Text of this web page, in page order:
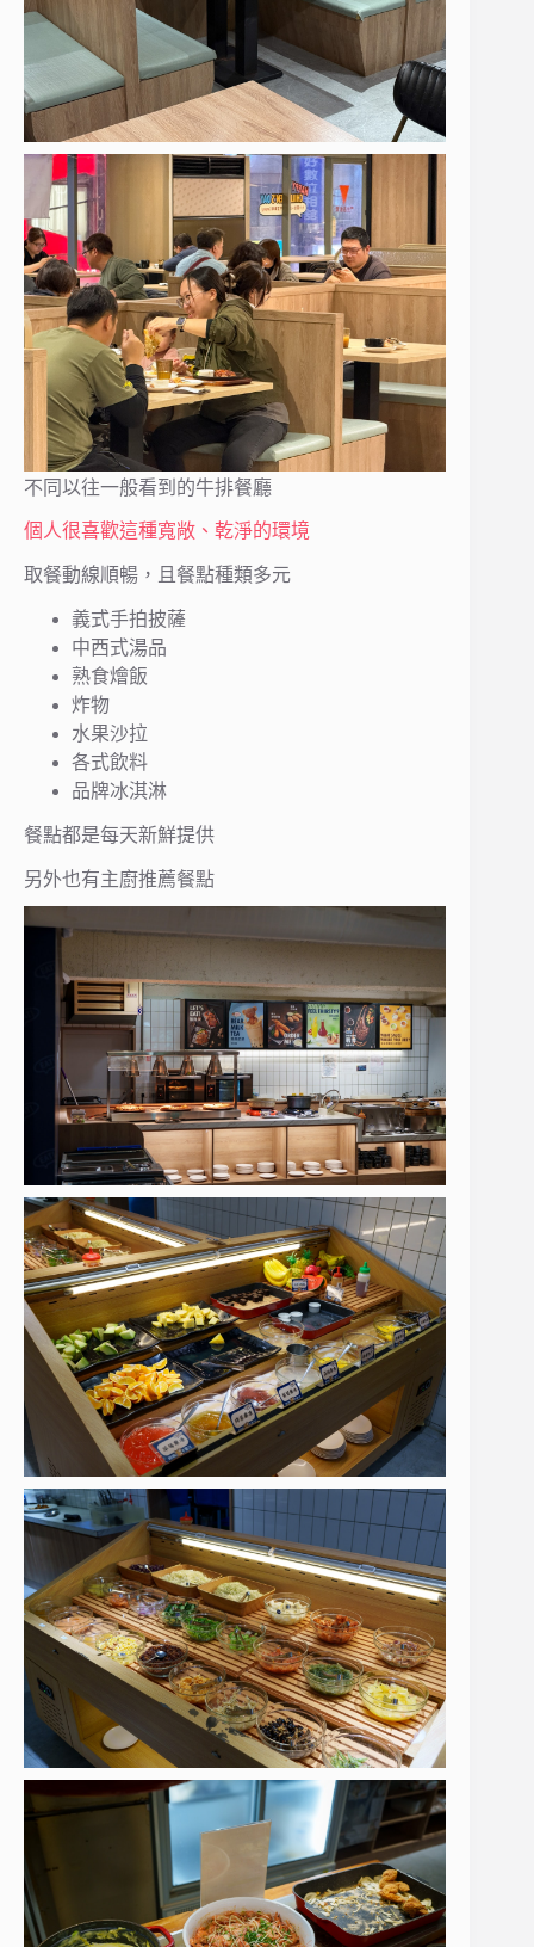
不同以往一般看到的牛排餐廳
個人很喜歡這種寬敞、乾淨的環境
取餐動線順暢，且餐點種類多元
義式手拍披薩
中西式湯品
熟食燴飯
炸物
水果沙拉
各式飲料
品牌冰淇淋
餐點都是每天新鮮提供
另外也有主廚推薦餐點